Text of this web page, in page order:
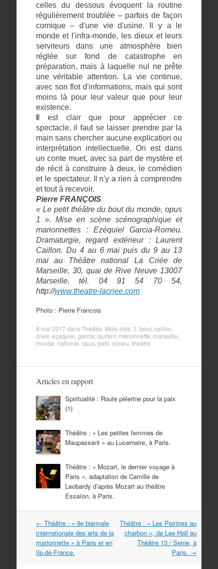
celles du dessous évoquent la routine
régulièrement troublée – parfois de façon
comique – d'une vie d'usine. Il y a le
monde et l'infra-monde, les dieux et leurs
serviteurs dans une atmosphère bien
réglée sur fond de catastrophe en
préparation, mais à laquelle nul ne prête
une véritable attention. La vie continue,
avec son flot d'informations, mais qui sont
moins là pour leur valeur que pour leur
existence.
l est clair que pour apprécier ce
spectacle, il faut se laisser prendre par la
main sans chercher aucune explication ou
interprétation intellectuelle. On est dans
un conte muet, avec sa part de mystère et
de récit à construire à deux, le comédien
et le spectateur. Il n'y a rien à comprendre
et tout à recevoir.
Pierre FRANÇOIS
« Le petit théâtre du bout du monde, opus
1 ». Mise en scène scénographique et
marionnettes : Ezéquiel Garcia-Romeu.
Dramaturgie, regard extérieur : Laurent
Caillon. Du 4 au 6 mai puis du 9 au 13
mai au Théâtre national La Criée de
Marseille, 30, quai de Rive Neuve 13007
Marseille, tél. 04 91 54 70 54,
http://www.theatre-lacriee.com
Photo : Pierre Francois
8 mai 2017 dansThéâtre . Mots-clés :1 bout, caillon
criee ezequiel garcia laurent, marionnette marseille
monde national opus, petit, romeu theatre
Articles en rapport
Spiritualité : Route pèlerine pour la paix
(1)
Théâtre : « Les petites femmes de
Maupassant » au Lucernaire, à Paris.
Théâtre : « Mozart, le dernier voyage à
Paris », adaptation de Camille de
Leobardy d’après Mozart au théâtre
Essaïon, à Paris.
Navigation
dans
les
articles
← Théâtre : « 9e biennale
internationale des arts de la
marionnette » à Paris et en
Ile-de-France.
Théâtre : « Les Peintres au
charbon », de Lee Hall au
Théâtre 13 / Seine, à
Paris. →